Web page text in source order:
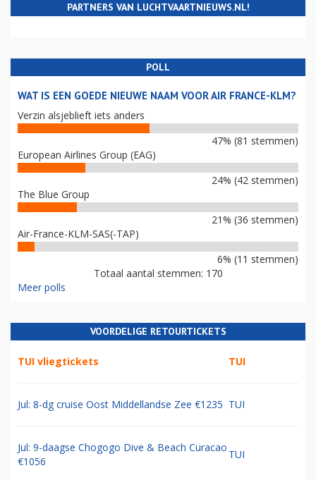
PARTNERS VAN LUCHTVAARTNIEUWS.NL!
POLL
WAT IS EEN GOEDE NIEUWE NAAM VOOR AIR FRANCE-KLM?
Verzin alsjeblieft iets anders
47% (81 stemmen)
European Airlines Group (EAG)
24% (42 stemmen)
The Blue Group
21% (36 stemmen)
Air-France-KLM-SAS(-TAP)
6% (11 stemmen)
Totaal aantal stemmen: 170
Meer polls
VOORDELIGE RETOURTICKETS
TUI vliegtickets TUI
Jul: 8-dg cruise Oost Middellandse Zee €1235 TUI
Jul: 9-daagse Chogogo Dive & Beach Curacao
€1056
TUI